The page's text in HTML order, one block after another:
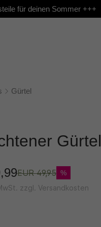
für deinen Sommer +++
Gürtel
Gürtel
EUR 49,95 %
zzgl. Versandkosten